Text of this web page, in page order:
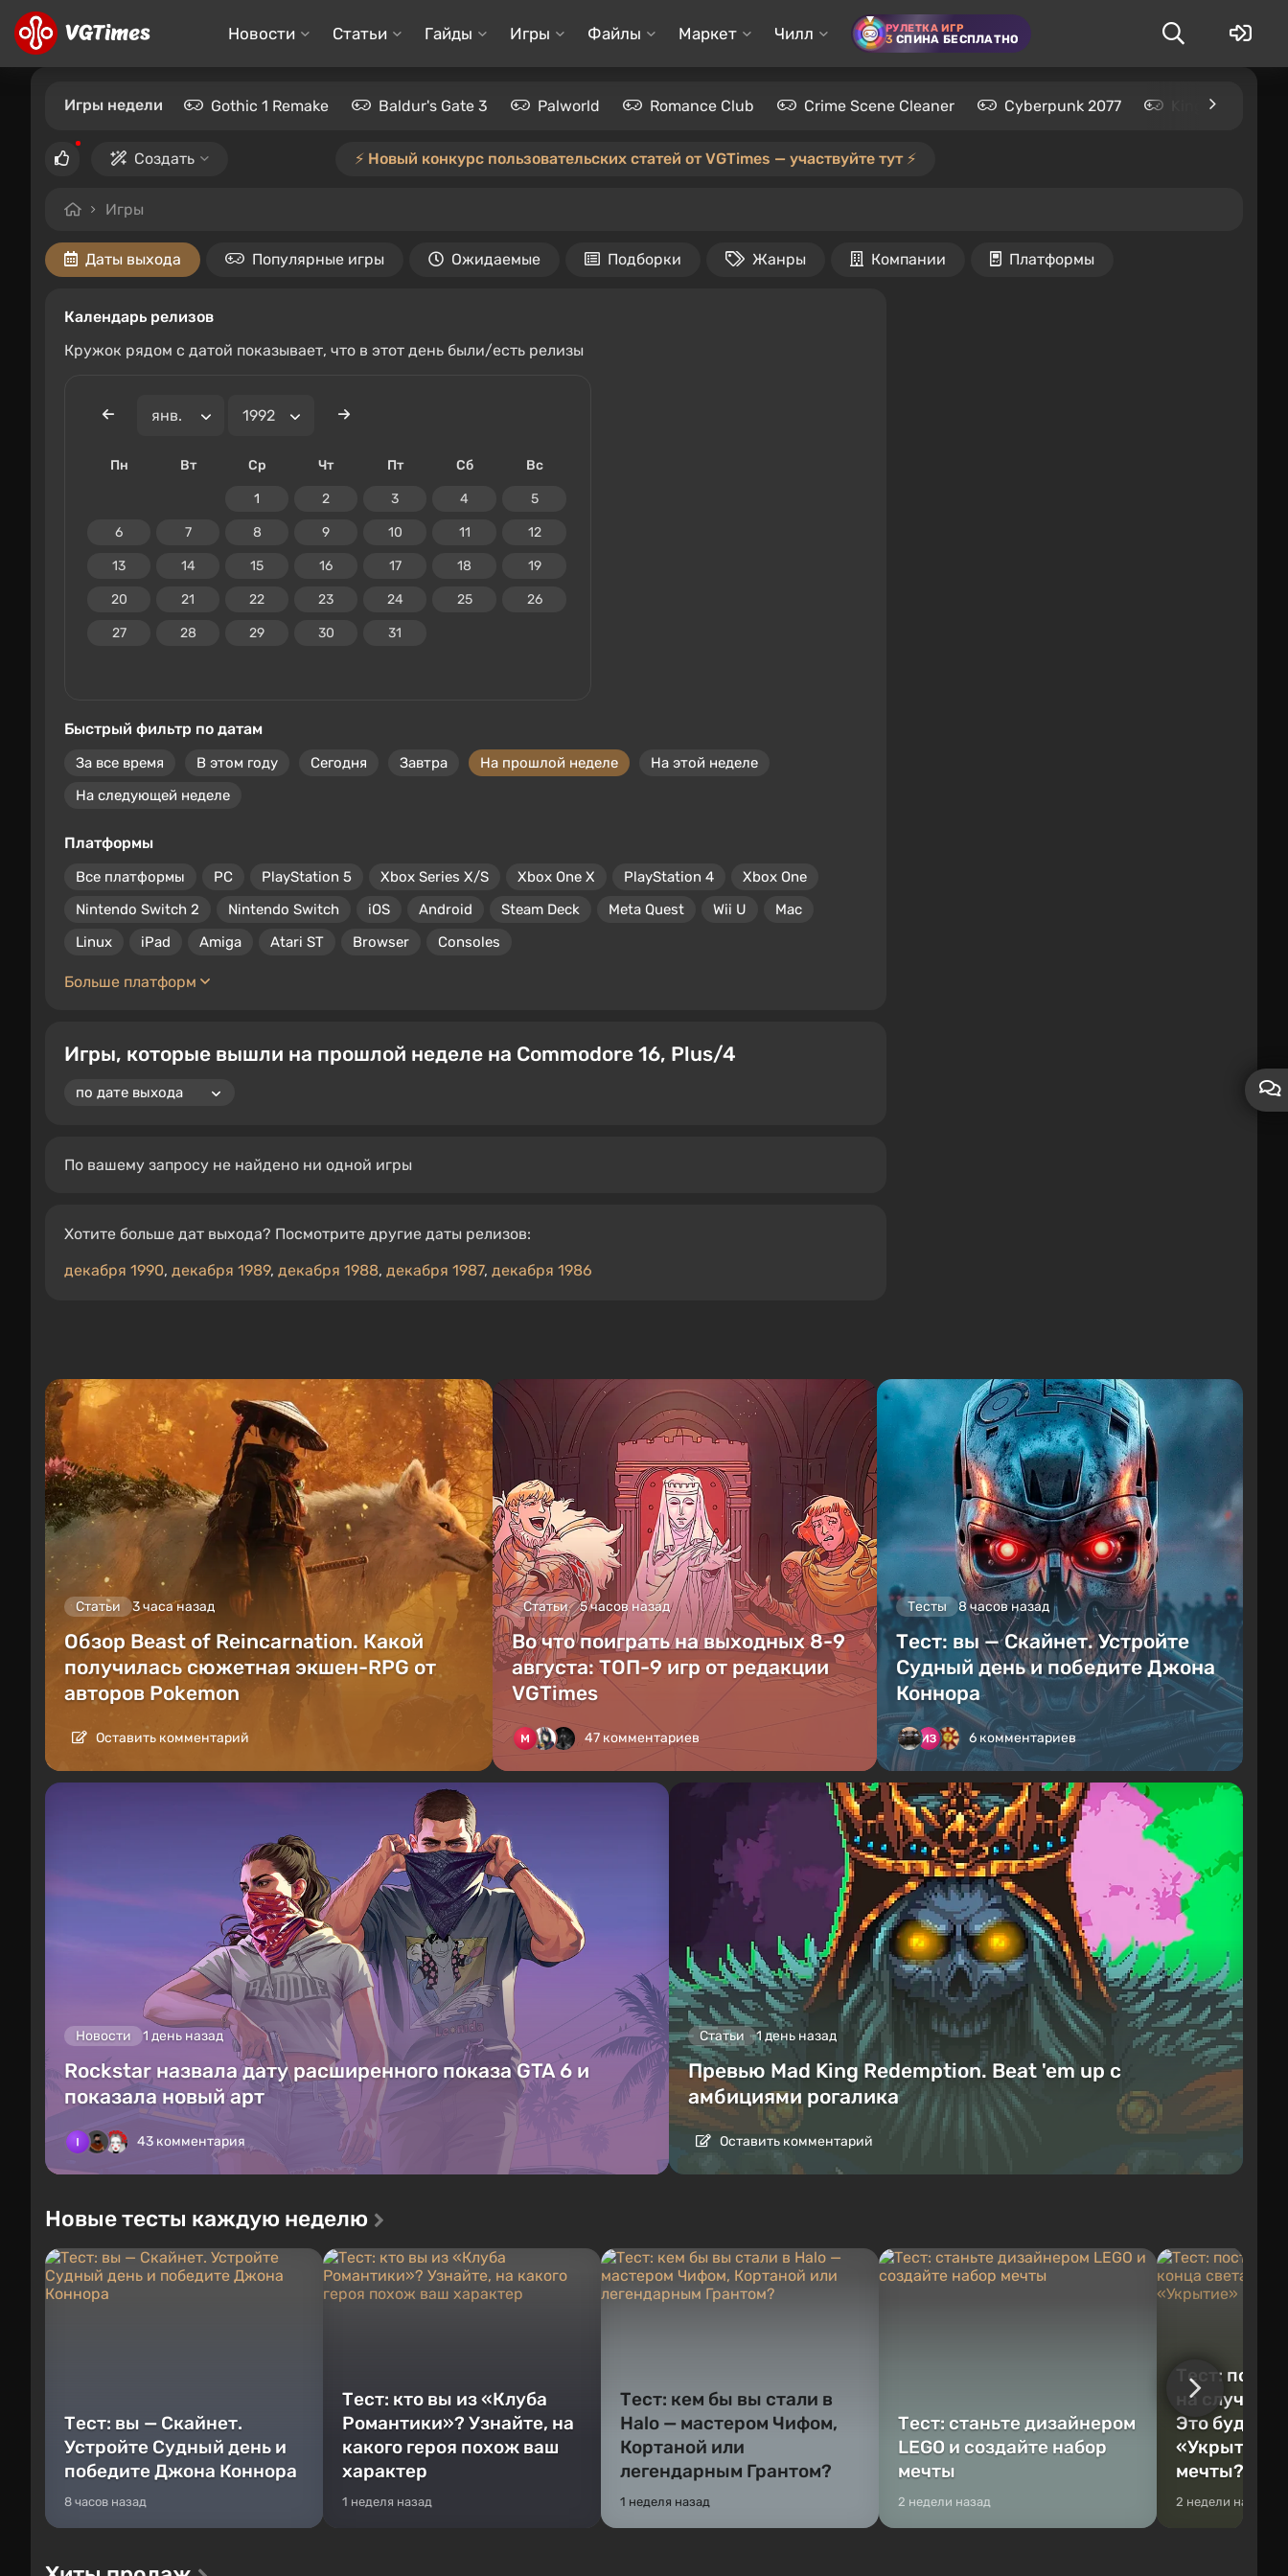
Новости Статьи Гайды Игры Файлы Маркет Чилл РУЛЕТКА ИГР
3 СПИНА БЕСПЛАТНО
Игры недели Gothic 1 Remake Baldur's Gate 3 Palworld Romance Club Crime Scene Cleaner Cyberpunk 2077 Kingdom
Создать ⚡️ Новый конкурс пользовательских статей от VGTimes — участвуйте тут ⚡️
Игры
Даты выхода Популярные игры Ожидаемые Подборки Жанры Компании Платформы
Календарь релизов
Кружок рядом с датой показывает, что в этот день были/есть релизы
Пн Вт Ср Чт Пт Сб Вс
1 2 3 4 5
6 7 8 9 10 11 12
13 14 15 16 17 18 19
20 21 22 23 24 25 26
27 28 29 30 31
Быстрый фильтр по датам
За все время В этом году Сегодня Завтра На прошлой неделе
На этой неделе
На следующей неделе
Платформы
Все платформы PC PlayStation 5 Xbox Series X/S Xbox One X PlayStation 4
Xbox One
Nintendo Switch 2
Nintendo Switch iOS Android Steam Deck Meta Quest Wii U
Mac
Linux
iPad Amiga Atari ST Browser Consoles
Больше платформ
Игры, которые вышли на прошлой неделе на Commodore 16, Plus/4
По вашему запросу не найдено ни одной игры
Хотите больше дат выхода? Посмотрите другие даты релизов:
декабря 1990, декабря 1989, декабря 1988, декабря 1987, декабря 1986
Статьи 3 часа назад
Обзор Beast of Reincarnation. Какой
получилась сюжетная экшен-RPG от
авторов Pokemon
Оставить комментарий
Статьи 5 часов назад
Во что поиграть на выходных 8-9
августа: ТОП-9 игр от редакции
VGTimes
47 комментариев
Тесты 8 часов назад
Тест: вы — Скайнет. Устройте
Судный день и победите Джона
Коннора
6 комментариев
Новости 1 день назад
Rockstar назвала дату расширенного показа GTA 6 и
показала новый арт
43 комментария
Статьи 1 день назад
Превью Mad King Redemption. Beat 'em up с
амбициями рогалика
Оставить комментарий
Новые тесты каждую неделю
Тест: вы — Скайнет.
Устройте Судный день и
победите Джона Коннора
8 часов назад
Тест: кто вы из «Клуба
Романтики»? Узнайте, на
какого героя похож ваш
характер
1 неделя назад
Тест: кем бы вы стали в
Halo — мастером Чифом,
Кортаной или
легендарным Грантом?
1 неделя назад
Тест: станьте дизайнером
LEGO и создайте набор
мечты
2 недели назад
Тест:
на случай
Это будет
«Укрытие»
мечты?
2 недели назад